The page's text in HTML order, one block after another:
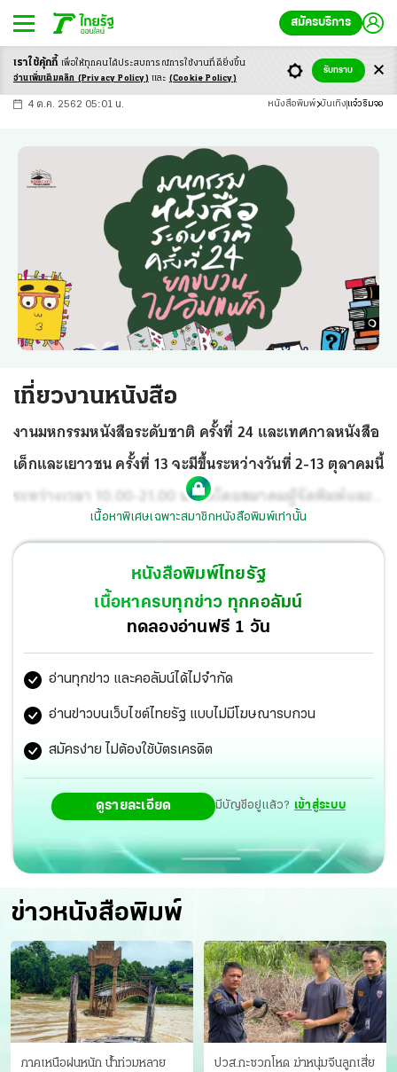
สมัครบริการ
-ก ก ก+
4 ต.ค. 2562 05:01 น. หนังสือพิมพ์ บันเทิง แจ๋วริมจอ
เที่ยวงานหนังสือ
งานมหกรรมหนังสือระดับชาติ ครั้งที่ 24 และเทศกาลหนังสือ
เด็กและเยาวชน ครั้งที่ 13 จะมีขึ้นระหว่างวันที่ 2-13 ตุลาคมนี้
ระหว่างเวลา 10.00-21.00 น. จัดโดยสมาคมผู้จัดพิมพ์และผู้
จำหน่ายหนังสือแห่งประเทศไทย
เนื้อหาพิเศษเฉพาะสมาชิกหนังสือพิมพ์เท่านั้น
หนังสือพิมพ์ไทยรัฐ
เนื้อหาครบทุกข่าว ทุกคอลัมน์
ทดลองอ่านฟรี 1 วัน
อ่านทุกข่าว และคอลัมน์ได้ไม่จำกัด
อ่านข่าวบนเว็บไซต์ไทยรัฐ แบบไม่มีโฆษณารบกวน
สมัครง่าย ไม่ต้องใช้บัตรเครดิต
ดูรายละเอียด มีบัญชีอยู่แล้ว? เข้าสู่ระบบ
ข่าวหนังสือพิมพ์
ภาคเหนือฝนหนัก น้ำท่วมหลาย
ปวส.กะซวกโหด ฆ่าหนุ่มจีนลูกเสี่ย
เราใช้คุ้กกี้ เพื่อให้ทุกคนได้ประสบการณ์การใช้งานที่ดียิ่งขึ้น
อ่านเพิ่มเติมคลิก (Privacy Policy) และ (Cookie Policy)
รับทราบ